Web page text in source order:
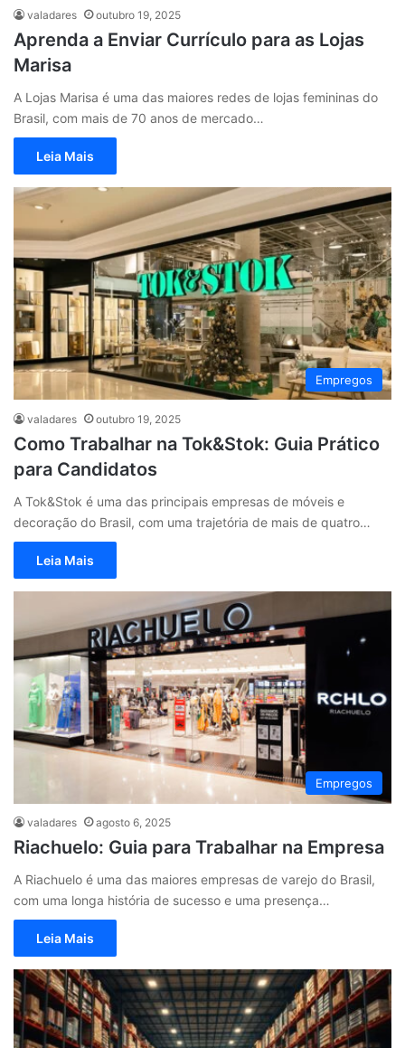
valadares outubro 19, 2025
Aprenda a Enviar Currículo para as Lojas
Marisa
A Lojas Marisa é uma das maiores redes de lojas femininas do
Brasil, com mais de 70 anos de mercado…
Leia Mais
Empregos
valadares outubro 19, 2025
Como Trabalhar na Tok&Stok: Guia Prático
para Candidatos
A Tok&Stok é uma das principais empresas de móveis e
decoração do Brasil, com uma trajetória de mais de quatro…
Leia Mais
Empregos
valadares agosto 6, 2025
Riachuelo: Guia para Trabalhar na Empresa
A Riachuelo é uma das maiores empresas de varejo do Brasil,
com uma longa história de sucesso e uma presença…
Leia Mais